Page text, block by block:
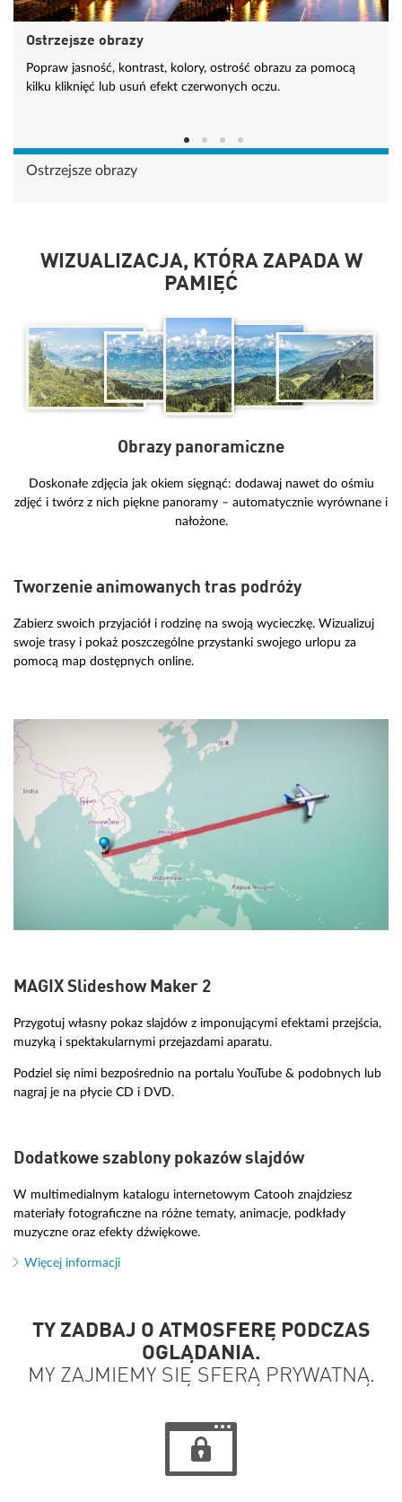
Ostrzejsze obrazy
Popraw jasność, kontrast, kolory, ostrość obrazu za pomocą
kilku kliknięć lub usuń efekt czerwonych oczu.
Ostrzejsze obrazy
WIZUALIZACJA, KTÓRA ZAPADA W
PAMIĘĆ
Obrazy panoramiczne
Doskonałe zdjęcia jak okiem sięgnąć: dodawaj nawet do ośmiu
zdjęć i twórz z nich piękne panoramy – automatycznie wyrównane i
nałożone.
Tworzenie animowanych tras podróży
Zabierz swoich przyjaciół i rodzinę na swoją wycieczkę. Wizualizuj
swoje trasy i pokaż poszczególne przystanki swojego urlopu za
pomocą map dostępnych online.
MAGIX Slideshow Maker 2
Przygotuj własny pokaz slajdów z imponującymi efektami przejścia,
muzyką i spektakularnymi przejazdami aparatu.
Podziel się nimi bezpośrednio na portalu YouTube & podobnych lub
nagraj je na płycie CD i DVD.
Dodatkowe szablony pokazów slajdów
W multimedialnym katalogu internetowym Catooh znajdziesz
materiały fotograficzne na różne tematy, animacje, podkłady
muzyczne oraz efekty dźwiękowe.
Więcej informacji
TY ZADBAJ O ATMOSFERĘ PODCZAS
OGLĄDANIA.
MY ZAJMIEMY SIĘ SFERĄ PRYWATNĄ.